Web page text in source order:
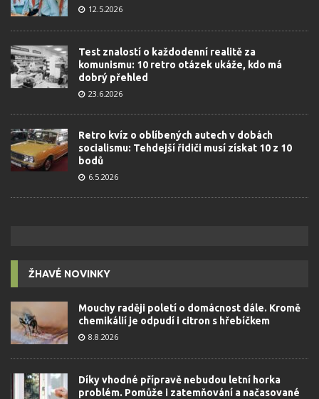
12.5.2026
Test znalostí o každodenní realitě za
komunismu: 10 retro otázek ukáže, kdo má
dobrý přehled
23.6.2026
Retro kvíz o oblíbených autech v dobách
socialismu: Tehdejší řidiči musí získat 10 z 10
bodů
6.5.2026
ŽHAVÉ NOVINKY
Mouchy raději poletí o domácnost dále. Kromě
chemikálií je odpudí i citron s hřebíčkem
8.8.2026
Díky vhodné přípravě nebudou letní horka
problém. Pomůže i zatemňování a načasované